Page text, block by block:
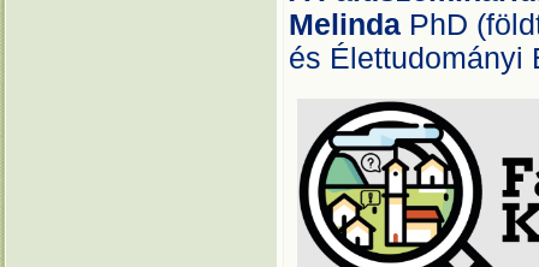
Melinda PhD
és Élettudományi